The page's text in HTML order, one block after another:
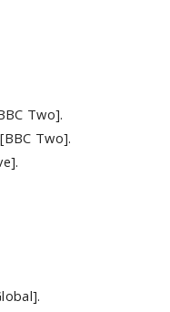
Two].
Two].